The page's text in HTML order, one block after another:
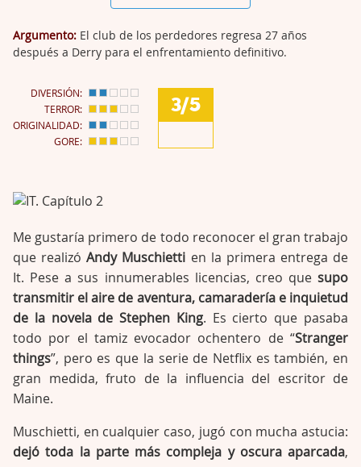
Argumento: El club de los perdedores regresa 27 años
después a Derry para el enfrentamiento definitivo.
DIVERSIÓN:
TERROR:
ORIGINALIDAD:
GORE:
3/5
Me gustaría primero de todo reconocer el gran trabajo
que realizóAndy Muschietti en la primera entrega de
It. Pese a sus innumerables licencias, creo que supo
transmitir el aire de aventura, camaradería e inquietud
de la novela de Stephen King. Es cierto que pasaba
todo por el tamiz evocador ochentero de “Stranger
things”, pero es que la serie de Netflix es también, en
gran medida, fruto de la influencia del escritor de
Maine.
Muschietti, en cualquier caso, jugó con mucha astucia:
dejó toda la parte más compleja y oscura aparcada,